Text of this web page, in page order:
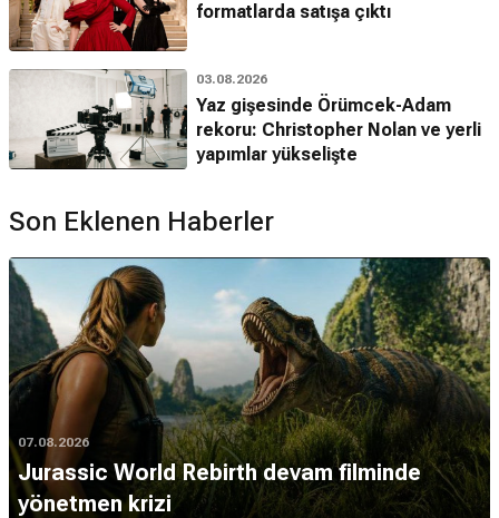
formatlarda satışa çıktı
03.08.2026
Yaz gişesinde Örümcek-Adam
rekoru: Christopher Nolan ve yerli
yapımlar yükselişte
Son Eklenen Haberler
07.08.2026
Jurassic World Rebirth devam filminde
yönetmen krizi